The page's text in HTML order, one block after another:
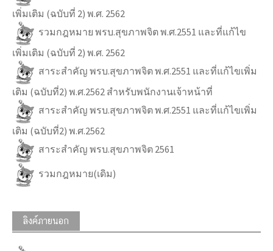
เพิ่มเติม (ฉบับที่ 2) พ.ศ. 2562
รวมกฎหมาย พรบ.สุขภาพจิต พ.ศ.2551 และที่แก้ไข
เพิ่มเติม (ฉบับที่ 2) พ.ศ. 2562
สาระสำคัญ พรบ.สุขภาพจิต พ.ศ.2551 และที่แก้ไขเพิ่ม
เติม (ฉบับที่2) พ.ศ.2562 สำหรับพนักงานเจ้าหน้าที่
สาระสำคัญ พรบ.สุขภาพจิต พ.ศ.2551 และที่แก้ไขเพิ่ม
เติม (ฉบับที่2) พ.ศ.2562
สาระสำคัญ พรบ.สุขภาพจิต 2561
รวมกฎหมาย(เดิม)
ลิงค์ภายนอก